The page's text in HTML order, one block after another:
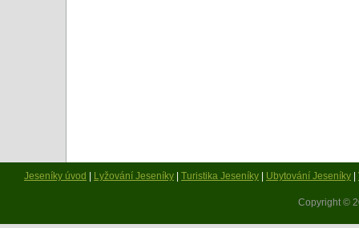
Jeseníky úvod Lyžování Jeseníky Turistika Jeseníky Ubytování Jeseníky
Copyright ©